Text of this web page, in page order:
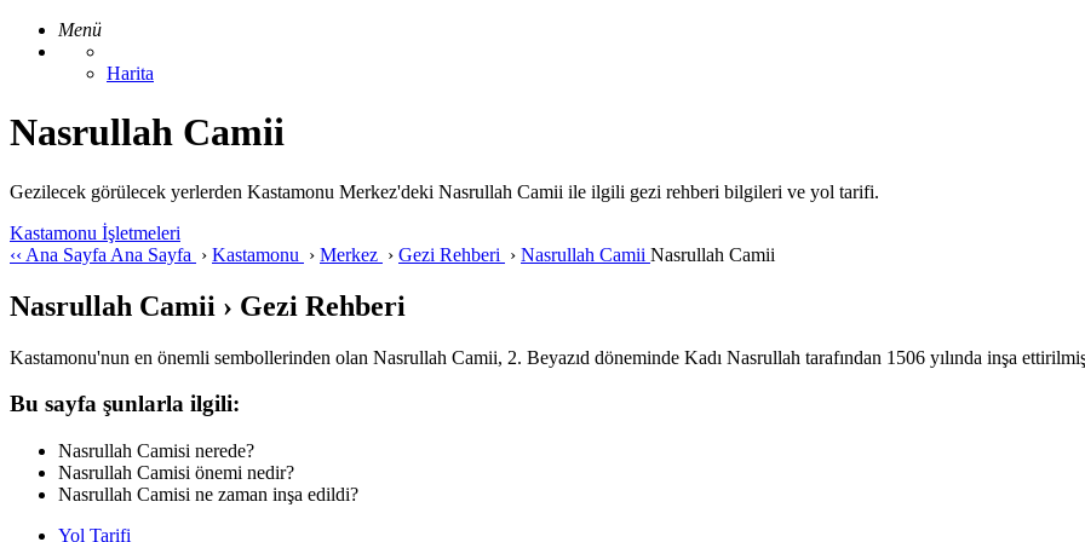
Menü
Harita
Nasrullah Camii
Gezilecek görülecek yerlerden Kastamonu Merkez'deki Nasrullah Camii ile ilgili gezi rehberi bilgileri ve yol tarifi.
Kastamonu İşletmeleri
‹‹ Ana Sayfa Ana Sayfa › Kastamonu › Merkez › Gezi Rehberi › Nasrullah Camii Nasrullah Camii
Nasrullah Camii › Gezi Rehberi
Kastamonu'nun en önemli sembollerinden olan Nasrullah Camii, 2. Beyazıd döneminde Kadı Nasrullah tarafından 1506 yılında inşa
Bu sayfa şunlarla ilgili:
Nasrullah Camisi nerede?
Nasrullah Camisi önemi nedir?
Nasrullah Camisi ne zaman inşa edildi?
Yol Tarifi